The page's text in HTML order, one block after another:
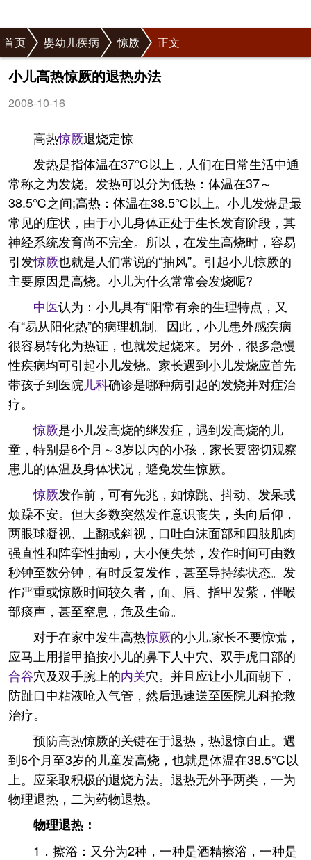
首页 婴幼儿疾病 惊厥 正文
小儿高热惊厥的退热办法
2008-10-16
高热惊厥退烧定惊
发热是指体温在37℃以上，人们在日常生活中通
常称之为发烧。发热可以分为低热：体温在37～
38.5℃之间;高热：体温在38.5℃以上。小儿发烧是最
常见的症状，由于小儿身体正处于生长发育阶段，其
神经系统发育尚不完全。所以，在发生高烧时，容易
引发惊厥也就是人们常说的“抽风”。引起小儿惊厥的
主要原因是高烧。小儿为什么常常会发烧呢?
中医认为：小儿具有“阳常有余的生理特点，又
有“易从阳化热”的病理机制。因此，小儿患外感疾病
很容易转化为热证，也就发起烧来。另外，很多急慢
性疾病均可引起小儿发烧。家长遇到小儿发烧应首先
带孩子到医院儿科确诊是哪种病引起的发烧并对症治
疗。
惊厥是小儿发高烧的继发症，遇到发高烧的儿
童，特别是6个月～3岁以内的小孩，家长要密切观察
患儿的体温及身体状况，避免发生惊厥。
惊厥发作前，可有先兆，如惊跳、抖动、发呆或
烦躁不安。但大多数突然发作意识丧失，头向后仰，
两眼球凝视、上翻或斜视，口吐白沫面部和四肢肌肉
强直性和阵挛性抽动，大小便失禁，发作时间可由数
秒钟至数分钟，有时反复发作，甚至导持续状态。发
作严重或惊厥时间较久者，面、唇、指甲发紫，伴喉
部痰声，甚至窒息，危及生命。
对于在家中发生高热惊厥的小儿.家长不要惊慌，
应马上用指甲掐按小儿的鼻下人中穴、双手虎口部的
合谷穴及双手腕上的内关穴。并且应让小儿面朝下，
防趾口中粘液呛入气管，然后迅速送至医院儿科抢救
治疗。
预防高热惊厥的关键在于退热，热退惊自止。遇
到6个月至3岁的儿童发高烧，也就是体温在38.5℃以
上。应采取积极的退烧方法。退热无外乎两类，一为
物理退热，二为药物退热。
物理退热：
1．擦浴：又分为2种，一种是酒精擦浴，一种是